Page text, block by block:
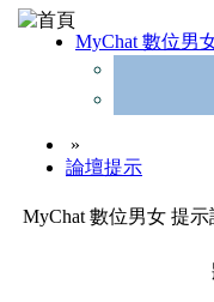
MyChat 數位男
»
論壇提示
MyChat 數位男女 提示